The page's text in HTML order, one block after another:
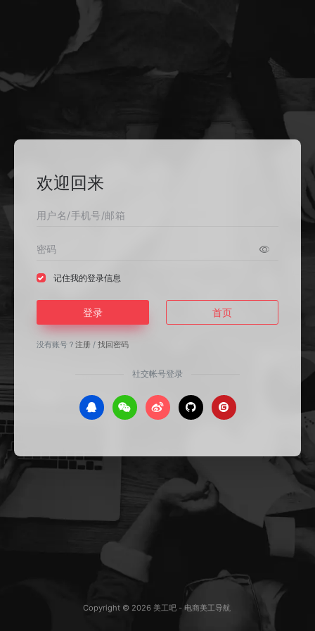
欢迎回来
记住我的登录信息
登录 首页
没有账号？ 注册 / 找回密码
社交帐号登录
Copyright © 2026 美工吧 - 电商美工导航